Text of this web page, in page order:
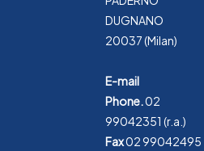
DUGNANO
20037 (Milan)
E-mail
Phone.02
99042351 (r.a.)
Fax02 99042495